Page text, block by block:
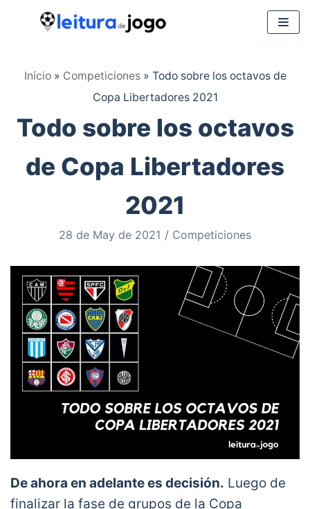
contenido
Início» Competiciones» Todo sobre los octavos de
Copa Libertadores 2021
Todo sobre los octavos
de Copa Libertadores
2021
28 de May de 2021 Competiciones
De ahora en adelante es decisión. Luego de
finalizar la fase de grupos de la Copa